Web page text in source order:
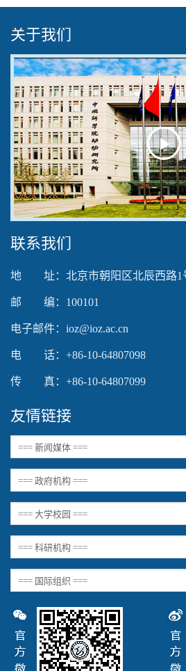
关于我们
联系我们
地 址：北京市朝阳区北辰西路1
邮 编：100101
电子邮件：ioz@ioz.ac.cn
电 话：+86-10-64807098
传 真：+86-10-64807099
友情链接